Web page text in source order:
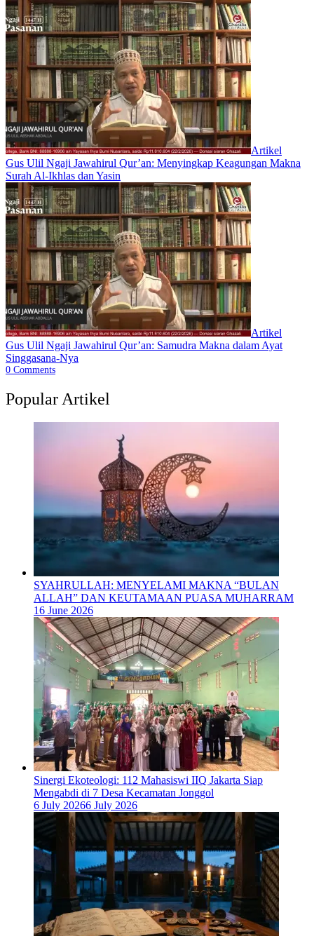
Artikel
Gus Ulil Ngaji Jawahirul Qur’an: Menyingkap Keagungan Makna
Surah Al-Ikhlas dan Yasin
Artikel
Gus Ulil Ngaji Jawahirul Qur’an: Samudra Makna dalam Ayat
Singgasana-Nya
0 Comments
Popular Artikel
SYAHRULLAH: MENYELAMI MAKNA “BULAN
ALLAH” DAN KEUTAMAAN PUASA MUHARRAM
16 June 2026
‎Sinergi Ekoteologi: 112 Mahasiswi IIQ Jakarta Siap
Mengabdi di 7 Desa Kecamatan Jonggol
6 July 20266 July 2026